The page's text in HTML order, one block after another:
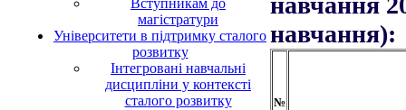
Вступникам до
магістратури
Університети в підтримку сталого
розвитку
Інтегровані навчальні
дисципліни у контексті
сталого розвитку
навчання):
№